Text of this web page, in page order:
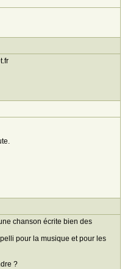
chanson écrite bien des
pour la musique et pour les
?